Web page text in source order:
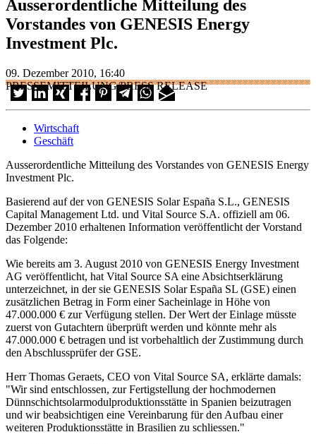
Ausserordentliche Mitteilung des
Vorstandes von GENESIS Energy
Investment Plc.
09. Dezember 2010, 16:40
PRESSEMITTEILUNG/PRESS RELEASE
Wirtschaft
Geschäft
Ausserordentliche Mitteilung des Vorstandes von GENESIS Energy
Investment Plc.
Basierend auf der von GENESIS Solar España S.L., GENESIS
Capital Management Ltd. und Vital Source S.A. offiziell am 06.
Dezember 2010 erhaltenen Information veröffentlicht der Vorstand
das Folgende:
Wie bereits am 3. August 2010 von GENESIS Energy Investment
AG veröffentlicht, hat Vital Source SA eine Absichtserklärung
unterzeichnet, in der sie GENESIS Solar España SL (GSE) einen
zusätzlichen Betrag in Form einer Sacheinlage in Höhe von
47.000.000 € zur Verfügung stellen. Der Wert der Einlage müsste
zuerst von Gutachtern überprüft werden und könnte mehr als
47.000.000 € betragen und ist vorbehaltlich der Zustimmung durch
den Abschlussprüfer der GSE.
Herr Thomas Geraets, CEO von Vital Source SA, erklärte damals:
"Wir sind entschlossen, zur Fertigstellung der hochmodernen
Dünnschichtsolarmodulproduktionsstätte in Spanien beizutragen
und wir beabsichtigen eine Vereinbarung für den Aufbau einer
weiteren Produktionsstätte in Brasilien zu schliessen."